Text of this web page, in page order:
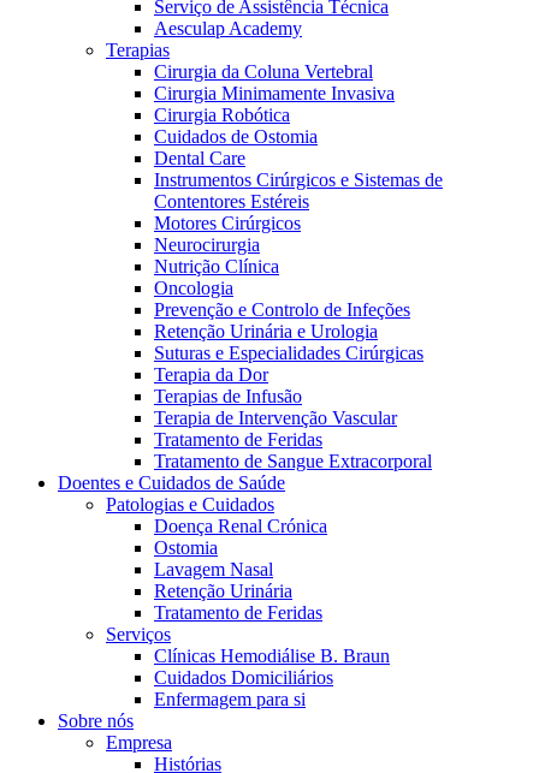
Catálogo de Produtos
Encontre o produto que procura. Visite o catálogo de produtos
da B. Braun com o nosso portfólio completo.
Centro de Inovação
Vamos impulsionar juntos a inovação na tecnologia médica.
Saiba mais sobre o nosso centro de inovação e apresente a sua
Contactos
Em diálogo com a B. Braun. Entre em contacto connosco
Serviço de Assistência Técnica
Aesculap Academy
Terapias
Cirurgia da Coluna Vertebral
Cirurgia Minimamente Invasiva
Cirurgia Robótica
Cuidados de Ostomia
Dental Care
Instrumentos Cirúrgicos e Sistemas de
Contentores Estéreis
Motores Cirúrgicos
Neurocirurgia
Nutrição Clínica
Oncologia
Prevenção e Controlo de Infeções
Retenção Urinária e Urologia
Suturas e Especialidades Cirúrgicas
Terapia da Dor
Terapias de Infusão
Terapia de Intervenção Vascular
Tratamento de Feridas
Tratamento de Sangue Extracorporal
Doentes e Cuidados de Saúde
Patologias e Cuidados
Doença Renal Crónica
Ostomia
Lavagem Nasal
Retenção Urinária
Tratamento de Feridas
Serviços
Clínicas Hemodiálise B. Braun
Cuidados Domiciliários
Enfermagem para si
Sobre nós
Empresa
Histórias